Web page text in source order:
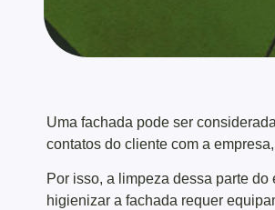
Uma fachada pode ser
contatos do cliente com a
Por isso, a limpeza dessa parte
higienizar a fachada requer